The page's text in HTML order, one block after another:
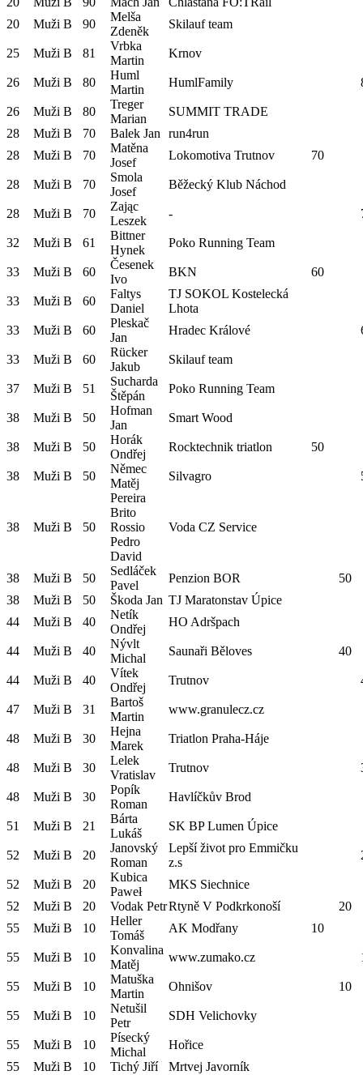
20
Muži B 90
Melša
Zdeněk
Skilauf team
25 Muži B 81
Vrbka
Martin
Krnov
26 Muži B 80
Huml
Martin
HumlFamily
26 Muži B 80
Treger
Marian
SUMMIT TRADE
28
Muži B 70 Balek Jan
run4run
28
Muži B 70
Matěna
Josef
Lokomotiva Trutnov 70
28 Muži B 70
Smola
Josef
Běžecký Klub Náchod
28 Muži B 70
Zając
Leszek
-
32 Muži B 61
Bittner
Hynek
Poko Running Team
33 Muži B 60
Česenek
Ivo
BKN 60
33 Muži B 60
Faltys
Daniel
TJ SOKOL Kostelecká
Lhota
33
Muži B 60
Pleskač
Jan
Hradec Králové
33 Muži B 60
Rücker
Jakub
Skilauf team
37 Muži B 51
Sucharda
Štěpán
Poko Running Team
38 Muži B 50
Hofman
Jan
Smart Wood
38 Muži B 50
Horák
Ondřej
Rocktechnik triatlon 50
38 Muži B 50
Němec
Matěj
Silvagro
38 Muži B 50
Pereira
Brito
Rossio
Pedro
David
Voda CZ Service
38 Muži B 50
Sedláček
Pavel
Penzion BOR
50
38
Muži B 50 Škoda Jan TJ Maratonstav Úpice
44
Muži B 40
Netík
Ondřej
HO Adršpach
44 Muži B 40
Nývlt
Michal
Saunaři Běloves 40
44 Muži B 40
Vítek
Ondřej
Trutnov
47 Muži B 31
Bartoš
Martin
www.granulecz.cz
48 Muži B 30
Hejna
Marek
Triatlon Praha-Háje
48 Muži B 30
Lelek
Vratislav
Trutnov
48 Muži B 30
Popík
Roman
Havlíčkův Brod
51 Muži B 21
Bárta
Lukáš
SK BP Lumen Úpice
52 Muži B 20
Janovský
Roman
Lepší život pro Emmičku
z.s
52 Muži B 20
Kubica
Paweł
MKS Siechnice
52
Muži B 20 Vodak PetrRtyně V Podkrkonoší
20
55
Muži B 10
Heller
Tomáš
AK Modřany 10
55 Muži B 10
Konvalina
Matěj
www.zumako.cz
55 Muži B 10
Matuška
Martin
Ohnišov 10
55 Muži B 10
Netušil
Petr
SDH Velichovky
55 Muži B 10
Písecký
Michal
Hořice
55
Muži B 10 Tichý Jiří Mrtvej Javorník